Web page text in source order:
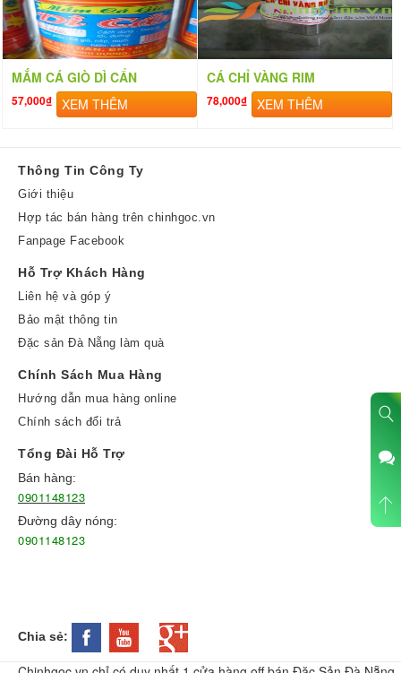
MẮM CÁ GIÒ DÌ CẨN
57,000₫ XEM THÊM
CÁ CHỈ VÀNG RIM
78,000₫ XEM THÊM
Thông Tin Công Ty
Giới thiệu
Hợp tác bán hàng trên chinhgoc.vn
Fanpage Facebook
Hỗ Trợ Khách Hàng
Liên hệ và góp ý
Bảo mật thông tin
Đặc sản Đà Nẵng làm quà
Chính Sách Mua Hàng
Hướng dẫn mua hàng online
Chính sách đổi trả
Tổng Đài Hỗ Trợ
Bán hàng:
0901148123
Đường dây nóng:
0901148123
Chia sẻ: